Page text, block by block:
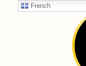
French